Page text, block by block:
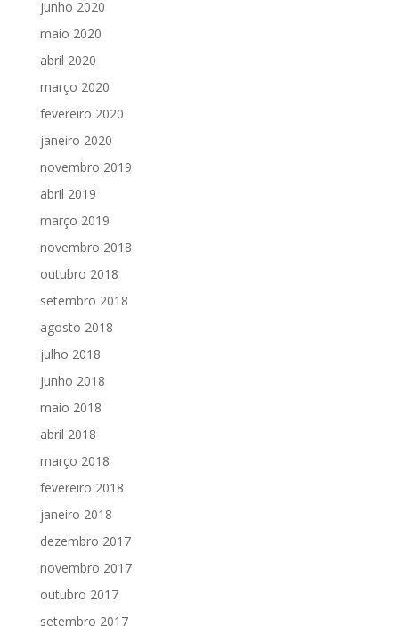
junho 2020
maio 2020
abril 2020
março 2020
fevereiro 2020
janeiro 2020
novembro 2019
abril 2019
março 2019
novembro 2018
outubro 2018
setembro 2018
agosto 2018
julho 2018
junho 2018
maio 2018
abril 2018
março 2018
fevereiro 2018
janeiro 2018
dezembro 2017
novembro 2017
outubro 2017
setembro 2017